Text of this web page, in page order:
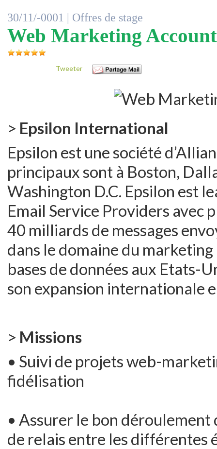
30/11/-0001 | Offres de stage
Web Marketing
Tweeter
> Epsilon International
Epsilon est une société
principaux sont à Boston,
Washington D.C. Epsilon est
Email Service Providers avec
40 milliards de messages
dans le domaine du
bases de données aux Etats-
son expansion internationale
> Missions
• Suivi de projets web-
fidélisation
• Assurer le bon
de relais entre les différentes